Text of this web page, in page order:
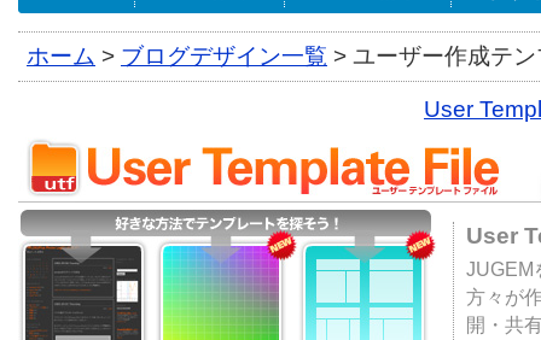
ホーム > ブログデザイン一覧 > ユーザー作成テ
User
User
JUGEM
方々が
開・共